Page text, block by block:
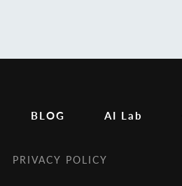
BLOG AI Lab
PRIVACY POLICY